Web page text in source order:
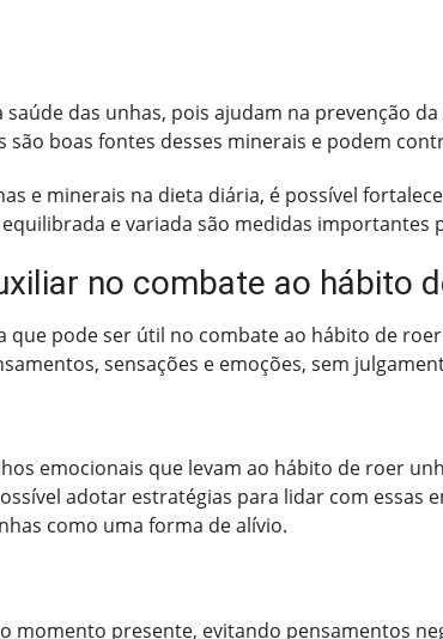
das unhas, pois ajudam na prevenção
boas fontes desses minerais e podem
e minerais na dieta diária, é possível
e variada são medidas importantes
no combate ao hábito
que pode ser útil no combate ao hábito de
sensações e emoções, sem
emocionais que levam ao hábito de roer
adotar estratégias para lidar com essas
como uma forma de alívio.
momento presente, evitando pensamentos